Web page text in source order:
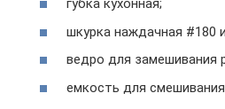
губка кухонная;
шкурка наждачная #180
ведро для замешивания
емкость для смешивания